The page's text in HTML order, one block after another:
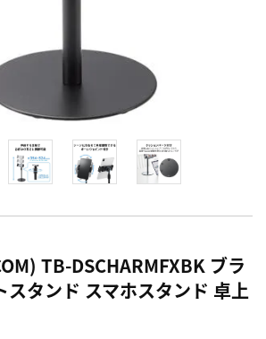
TB-DSCHARMFXBK ブラ
スタンド スマホスタンド 卓上